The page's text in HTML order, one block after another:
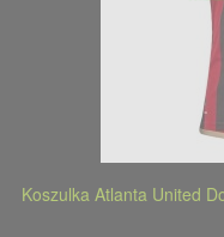
Koszulka Atlanta United